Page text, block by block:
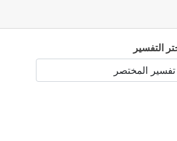
التفسير